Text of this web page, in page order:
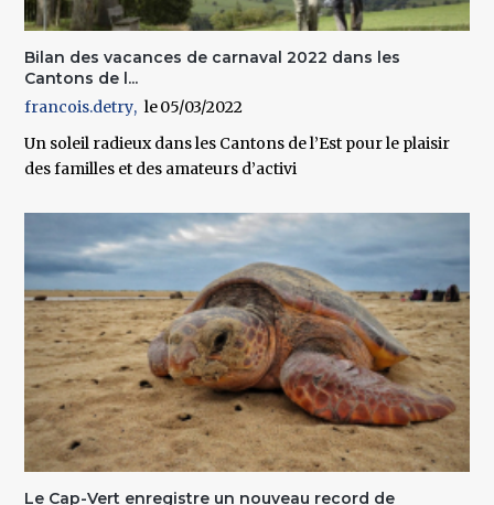
Bilan des vacances de carnaval 2022 dans les
Cantons de l...
francois.detry
05/03/2022
Un soleil radieux dans les Cantons de l’Est pour le plaisir
des familles et des amateurs d’activi
Le Cap-Vert enregistre un nouveau record de